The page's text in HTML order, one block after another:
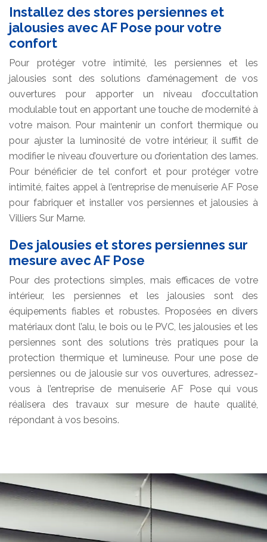
Installez des stores persiennes et
jalousies avec AF Pose pour votre
confort
Pour protéger votre intimité, les persiennes et les
jalousies sont des solutions d’aménagement de vos
ouvertures pour apporter un niveau d’occultation
modulable tout en apportant une touche de modernité à
votre maison. Pour maintenir un confort thermique ou
pour ajuster la luminosité de votre intérieur, il suffit de
modifier le niveau d’ouverture ou d’orientation des lames.
Pour bénéficier de tel confort et pour protéger votre
intimité, faites appel à l’entreprise de menuiserie AF Pose
pour fabriquer et installer vos persiennes et jalousies à
Villiers Sur Marne.
Des jalousies et stores persiennes sur
mesure avec AF Pose
Pour des protections simples, mais efficaces de votre
intérieur, les persiennes et les jalousies sont des
équipements fiables et robustes. Proposées en divers
matériaux dont l’alu, le bois ou le PVC, les jalousies et les
persiennes sont des solutions très pratiques pour la
protection thermique et lumineuse. Pour une pose de
persiennes ou de jalousie sur vos ouvertures, adressez-
vous à l’entreprise de menuiserie AF Pose qui vous
réalisera des travaux sur mesure de haute qualité,
répondant à vos besoins.